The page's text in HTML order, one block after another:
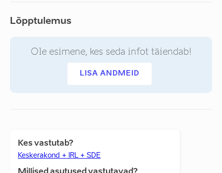
Lõpptulemus
Ole esimene, kes seda infot täiendab!
LISA ANDMEID
Kes vastutab?
Keskerakond + IRL + SDE